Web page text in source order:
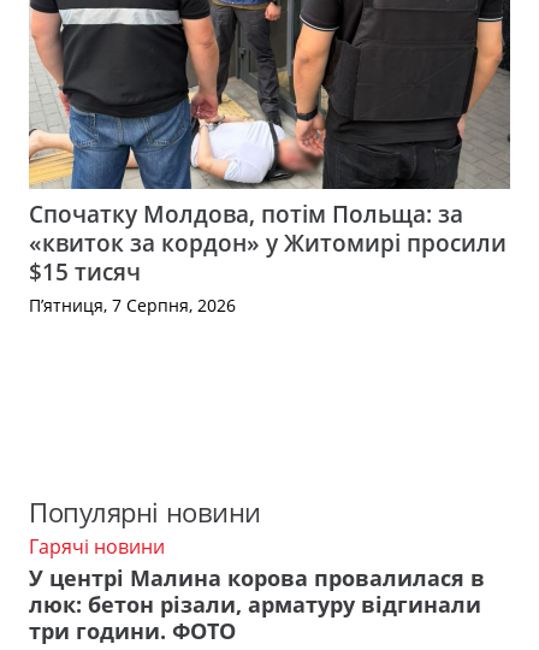
Спочатку Молдова, потім Польща: за
«квиток за кордон» у Житомирі просили
$15 тисяч
П’ятниця, 7 Серпня, 2026
Популярні новини
Гарячі новини
У центрі Малина корова провалилася в
люк: бетон різали, арматуру відгинали
три години. ФОТО